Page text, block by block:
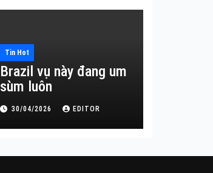
Tin Hot
Brazil vụ này đang um
sùm luôn
30/04/2026 EDITOR